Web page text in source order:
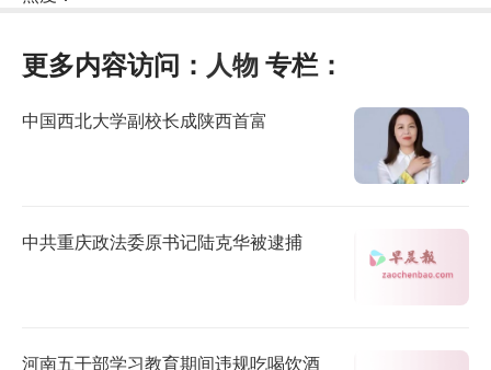
更多内容访问： 人物 专栏：
中国西北大学副校长成陕西首富
中共重庆政法委原书记陆克华被逮捕
河南五干部学习教育期间违规吃喝饮酒